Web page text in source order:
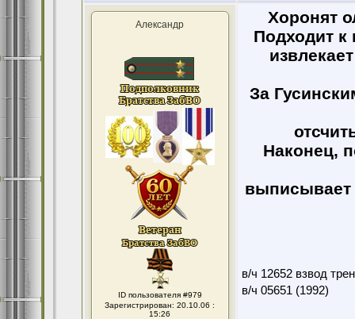
Александр
ID пользователя #979
Зарегистрирован: 20.10.06 :
15:26
Хоронят
Подходит к
За
Наконец,
выписывает
в/ч 12652 взвод
в/ч 05651 (1992)